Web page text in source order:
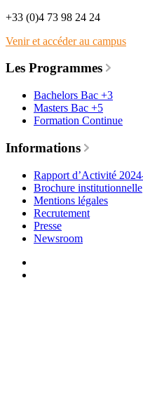
+33 (0)4 73 98 24 24
Venir et accéder au campus
Les Programmes
Bachelors Bac +3
Masters Bac +5
Formation Continue
Informations
Rapport d’Activité
Brochure institutionnelle
Mentions légales
Recrutement
Presse
Newsroom